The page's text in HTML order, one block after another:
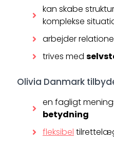
kan skabe
komplekse
arbejder
trives med
Olivia Danmark
en fagligt
betydning
fleksibel